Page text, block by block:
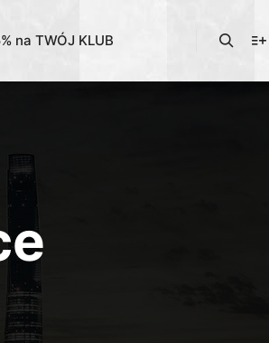
na TWÓJ KLUB